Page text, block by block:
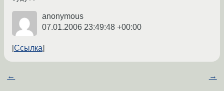
anonymous
07.01.2006 23:49:48 +00:00
Ссылка
← →